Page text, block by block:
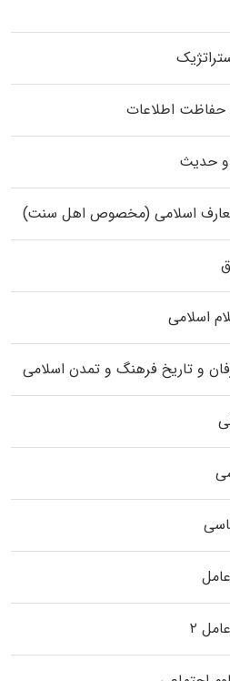
حفاظت اطلاعات
و حدیث
معارف اسلامی (مخصوص اهل سنت)
اسلامی
و تاریخ فرهنگ و تمدن اسلامی
۲